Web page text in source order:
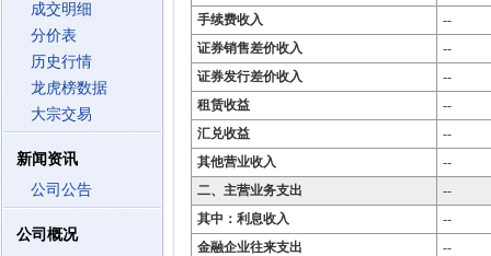
成交明细
分价表
历史行情
龙虎榜数据
大宗交易
新闻资讯
公司公告
公司概况
手续费收入
--
证券销售差价收入
--
证券发行差价收入
--
租赁收益
--
汇兑收益
--
其他营业收入
--
二、主营业务支出
--
其中：利息收入
--
金融企业往来支出
--